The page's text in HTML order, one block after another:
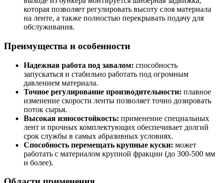
которая позволяет регулировать высоту слоя материала
на ленте, а также полностью перекрывать подачу для
обслуживания.
Преимущества и особенности
Надежная работа под завалом: способность
запускаться и стабильно работать под огромным
давлением материала.
Точное регулирование производительности: плавное
изменение скорости ленты позволяет точно дозировать
поток сырья.
Высокая износостойкость: применение специальных
лент и прочных комплектующих обеспечивает долгий
срок службы в самых абразивных условиях.
Способность перемещать крупные куски: может
работать с материалом крупной фракции (до 300-500 мм
и более).